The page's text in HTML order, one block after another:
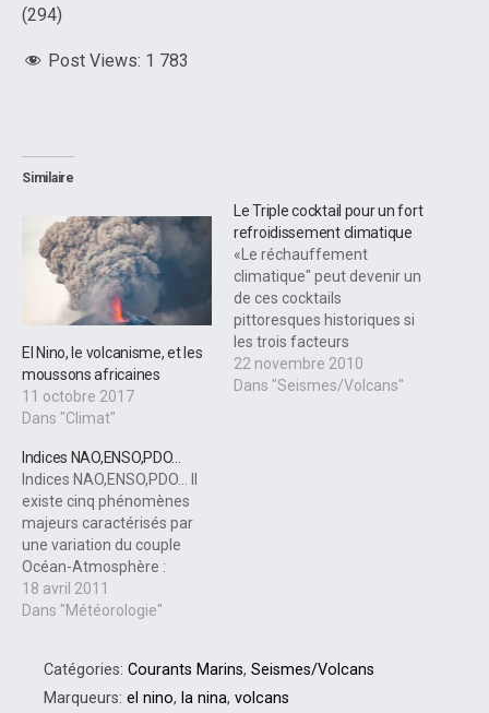
(294)
Post Views: 1 783
Similaire
El Nino, le volcanisme, et les
moussons africaines
11 octobre 2017
Dans "Climat"
Le Triple cocktail pour un fort
refroidissement climatique
«Le réchauffement
climatique" peut devenir un
de ces cocktails
pittoresques historiques si
les trois facteurs
climatiques clés -
refroidissement de la
22 novembre 2010
Dans "Seismes/Volcans"
Indices NAO,ENSO,PDO…
Indices NAO,ENSO,PDO... Il
existe cinq phénomènes
majeurs caractérisés par
une variation du couple
Océan-Atmosphère :
l’ENSO, la PDO, l’IOD, la NAO
et l’AO. Ils sont repartis sur
phases, l’une dite « positive
», l’autre dite « négative ».
18 avril 2011
Dans "Météorologie"
Catégories: Courants Marins, Seismes/Volcans
Marqueurs: el nino, la nina, volcans